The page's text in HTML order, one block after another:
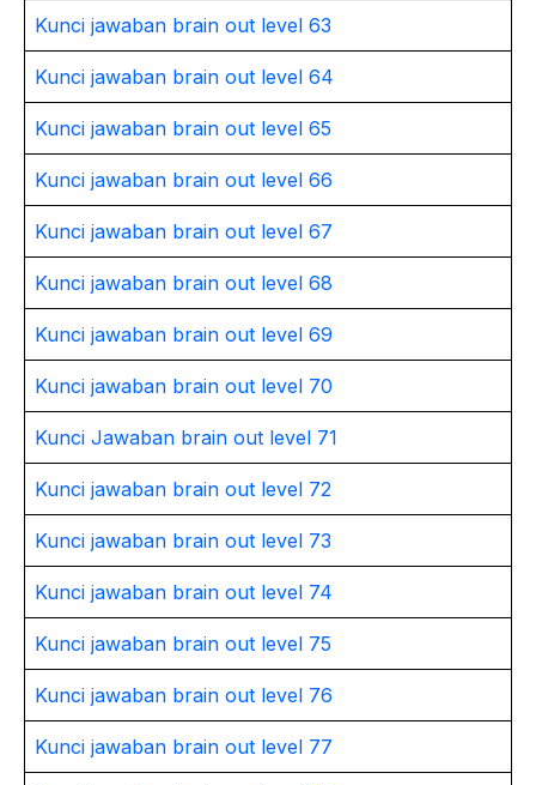
Kunci jawaban brain out level 63
Kunci jawaban brain out level 64
Kunci jawaban brain out level 65
Kunci jawaban brain out level 66
Kunci jawaban brain out level 67
Kunci jawaban brain out level 68
Kunci jawaban brain out level 69
Kunci jawaban brain out level 70
Kunci Jawaban brain out level 71
Kunci jawaban brain out level 72
Kunci jawaban brain out level 73
Kunci jawaban brain out level 74
Kunci jawaban brain out level 75
Kunci jawaban brain out level 76
Kunci jawaban brain out level 77